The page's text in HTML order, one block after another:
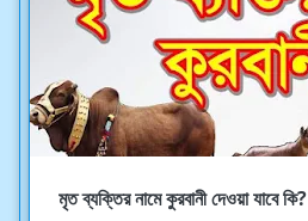
মৃত ব্যক্তির নামে কুরবানী দেওয়া যাবে কি?